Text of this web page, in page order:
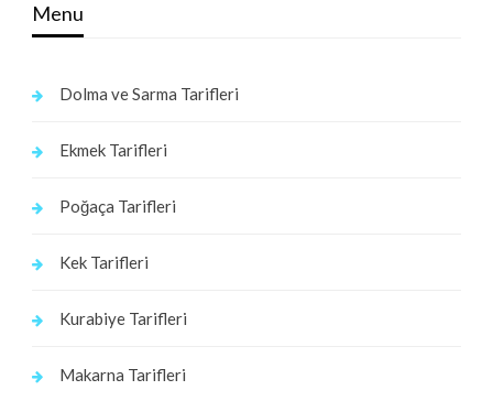
Menu
Dolma ve Sarma Tarifleri
Ekmek Tarifleri
Poğaça Tarifleri
Kek Tarifleri
Kurabiye Tarifleri
Makarna Tarifleri